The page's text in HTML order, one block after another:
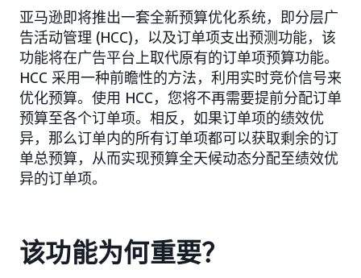
亚马逊即将推出一套全新预算优化系统，即分层广
告活动管理 (HCC)，以及订单项支出预测功能，该
功能将在广告平台上取代原有的订单项预算功能。
HCC 采用一种前瞻性的方法，利用实时竞价信号来
优化预算。使用 HCC，您将不再需要提前分配订单
预算至各个订单项。相反，如果订单项的绩效优
异，那么订单内的所有订单项都可以获取剩余的订
单总预算，从而实现预算全天候动态分配至绩效优
异的订单项。
该功能为何重要？